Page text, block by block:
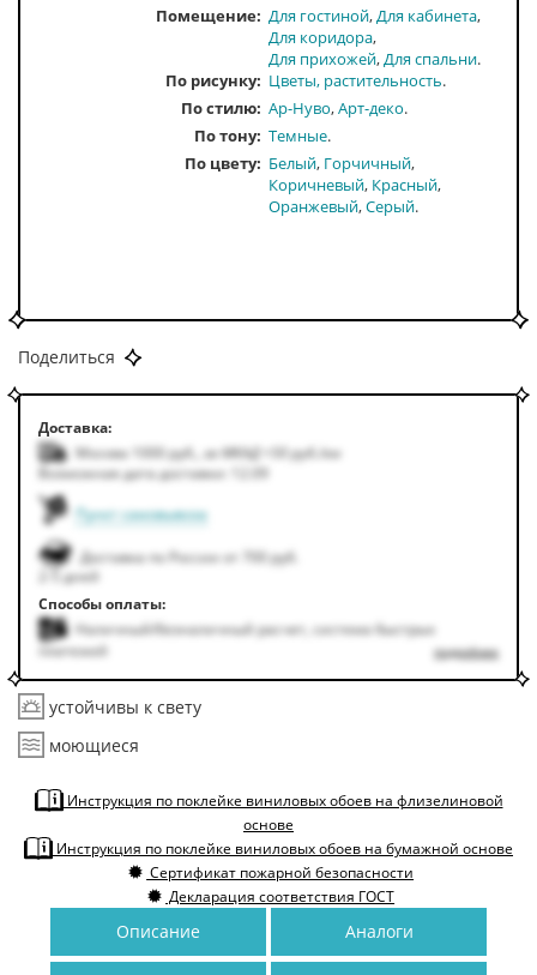
Помещение Для гостиной Для кабинета
Для коридора
Для прихожей Для спальни
По рисунку
Цветы, растительность
По стилю Ар-Нуво Арт-деко
По тону Темные
По цвету
Белый Горчичный
Коричневый Красный
Оранжевый Серый
Поделиться
Доставка:
Москва 1000руб. за МКАД +50руб./км
Возможная дата доставки: 12.09
Пункт самовывоза
Доставка по России от 700 руб.
2-5 дней
Способы оплаты:
Наличный/безналичный расчет, система быстрых
платежей
подробнее
устойчивы к свету
моющиеся
Инструкция по поклейке виниловых обоев на флизелиновой
основе
Инструкция по поклейке виниловых обоев на бумажной основе
Сертификат пожарной безопасности
Декларация соответствия ГОСТ
Описание Аналоги